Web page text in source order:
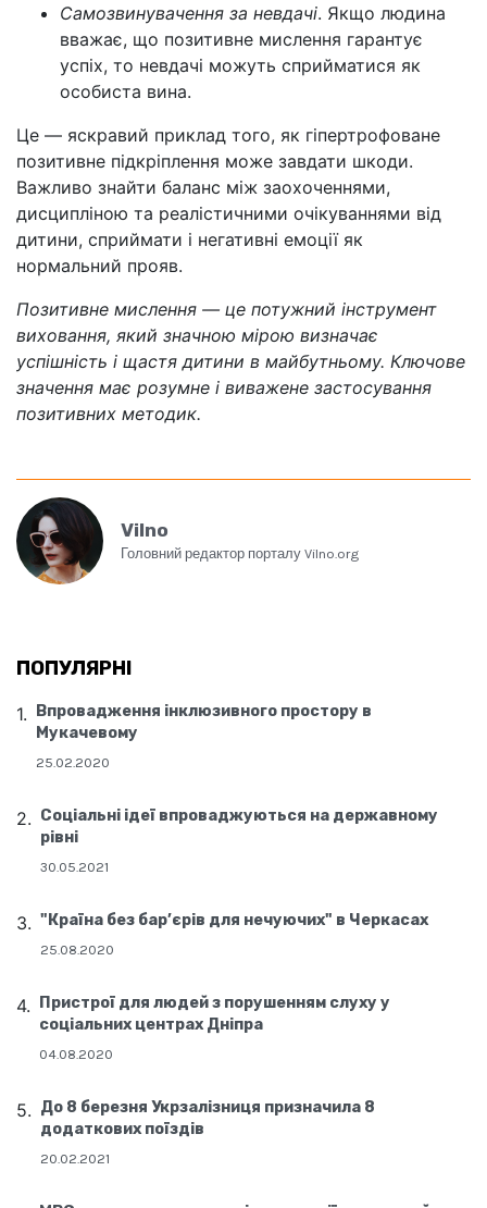
Самозвинувачення за невдачі. Якщо людина
вважає, що позитивне мислення гарантує
успіх, то невдачі можуть сприйматися як
особиста вина.
Це — яскравий приклад того, як гіпертрофоване
позитивне підкріплення може завдати шкоди.
Важливо знайти баланс між заохоченнями,
дисципліною та реалістичними очікуваннями від
дитини, сприймати і негативні емоції як
нормальний прояв.
Позитивне мислення — це потужний інструмент
виховання, який значною мірою визначає
успішність і щастя дитини в майбутньому. Ключове
значення має розумне і виважене застосування
позитивних методик.
Vilno
Головний редактор порталу Vilno.org
ПОПУЛЯРНІ
Впровадження інклюзивного простору в
Мукачевому
25.02.2020
Соціальні ідеї впроваджуються на державному
рівні
30.05.2021
"Країна без бар’єрів для нечуючих" в Черкасах
25.08.2020
Пристрої для людей з порушенням слуху у
соціальних центрах Дніпра
04.08.2020
До 8 березня Укрзалізниця призначила 8
додаткових поїздів
20.02.2021